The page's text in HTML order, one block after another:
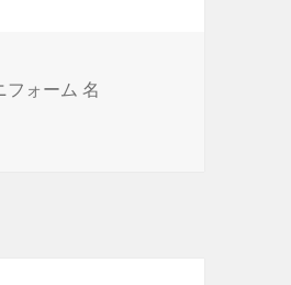
フォーム 名